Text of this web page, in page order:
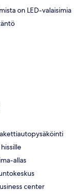
on LED-valaisimia
allas
center